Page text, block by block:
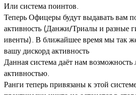
Или система поинтов.
Теперь Офицеры будут выдавать вам
активность (Данжи/Триалы и разные
ивенты). В ближайшее время мы так
вашу дискорд активность
Данная система даёт нам
активностью.
Ранги теперь привязаны к этой